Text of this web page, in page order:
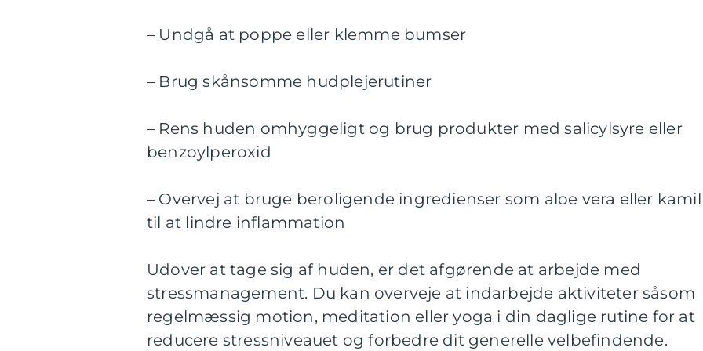
– Undgå at poppe eller klemme bumser
– Brug skånsomme hudplejerutiner
– Rens huden omhyggeligt og brug produkter med salicylsyre eller
benzoylperoxid
– Overvej at bruge beroligende ingredienser som aloe vera eller
til at lindre inflammation
Udover at tage sig af huden, er det afgørende at arbejde med
stressmanagement. Du kan overveje at indarbejde aktiviteter såsom
regelmæssig motion, meditation eller yoga i din daglige rutine for at
reducere stressniveauet og forbedre dit generelle velbefindende.